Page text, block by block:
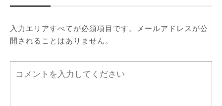
入力エリアすべてが必須項目です。メールアドレスが公
開されることはありません。